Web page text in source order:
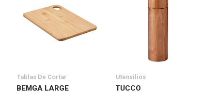
Tablas De Cortar
BEMGA LARGE
Utensilios
TUCCO